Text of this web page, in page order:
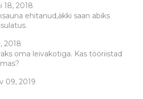
18, 2018
ehitanud,äkki saan abiks
2018
oma leivakotiga. Kas tööriistad
09, 2019